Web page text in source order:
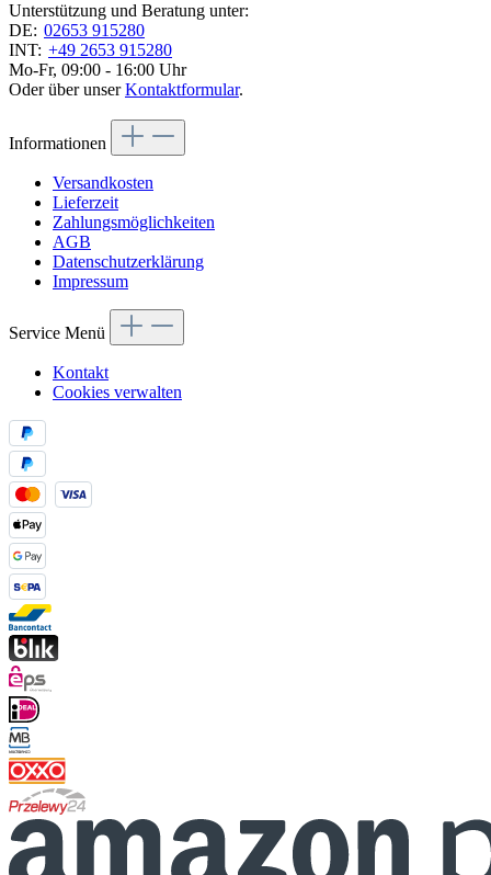
Unterstützung und Beratung unter:
DE: 02653 915280
INT: +49 2653 915280
Mo-Fr, 09:00 - 16:00 Uhr
Oder über unserKontaktformular.
Informationen
Versandkosten
Lieferzeit
Zahlungsmöglichkeiten
AGB
Datenschutzerklärung
Impressum
Service Menü
Kontakt
Cookies verwalten